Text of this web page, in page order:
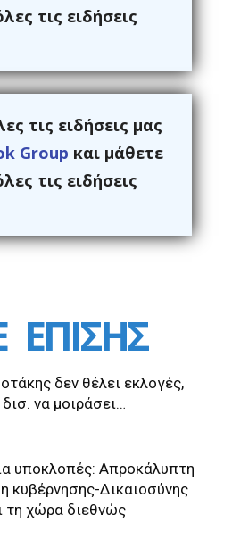
τις ειδήσεις
τις ειδήσεις μας
Group και μάθετε
τις ειδήσεις
ΕΠΙΣΗΣ
δεν θέλει εκλογές,
να μοιράσει…
υποκλοπές: Απροκάλυπτη
κυβέρνησης-Δικαιοσύνης
τη χώρα διεθνώς